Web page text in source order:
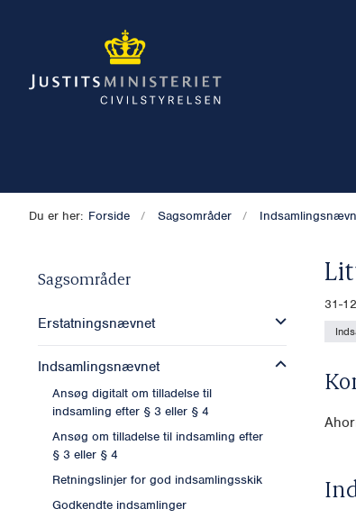
Du er her: Forside Sagsområder
Sagsområder
Erstatningsnævnet
Indsamlingsnævnet
Ansøg digitalt om tilladelse til
indsamling efter § 3 eller § 4
Ansøg om tilladelse til indsamling efter
§ 3 eller § 4
Retningslinjer for god indsamlingsskik
Godkendte indsamlinger
31-